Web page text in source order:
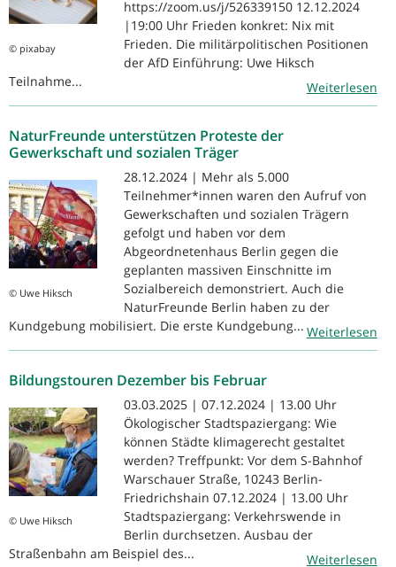
© pixabay
https://zoom.us/j/526339150 12.12.2024
|19:00 Uhr Frieden konkret: Nix mit
Frieden. Die militärpolitischen Positionen
der AfD Einführung: Uwe Hiksch
Teilnahme...
Weiterlesen
NaturFreunde unterstützen Proteste der
Gewerkschaft und sozialen Träger
© Uwe Hiksch
28.12.2024 | Mehr als 5.000
Teilnehmer*innen waren den Aufruf von
Gewerkschaften und sozialen Trägern
gefolgt und haben vor dem
Abgeordnetenhaus Berlin gegen die
geplanten massiven Einschnitte im
Sozialbereich demonstriert. Auch die
NaturFreunde Berlin haben zu der
Kundgebung mobilisiert. Die erste Kundgebung... Weiterlesen
Bildungstouren Dezember bis Februar
© Uwe Hiksch
03.03.2025 | 07.12.2024 | 13.00 Uhr
Ökologischer Stadtspaziergang: Wie
können Städte klimagerecht gestaltet
werden? Treffpunkt: Vor dem S-Bahnhof
Warschauer Straße, 10243 Berlin-
Friedrichshain 07.12.2024 | 13.00 Uhr
Stadtspaziergang: Verkehrswende in
Berlin durchsetzen. Ausbau der
Straßenbahn am Beispiel des...
Weiterlesen